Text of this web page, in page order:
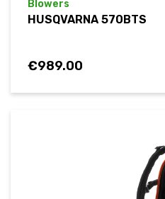
Blowers
HUSQVARNA 570BTS
€989.00